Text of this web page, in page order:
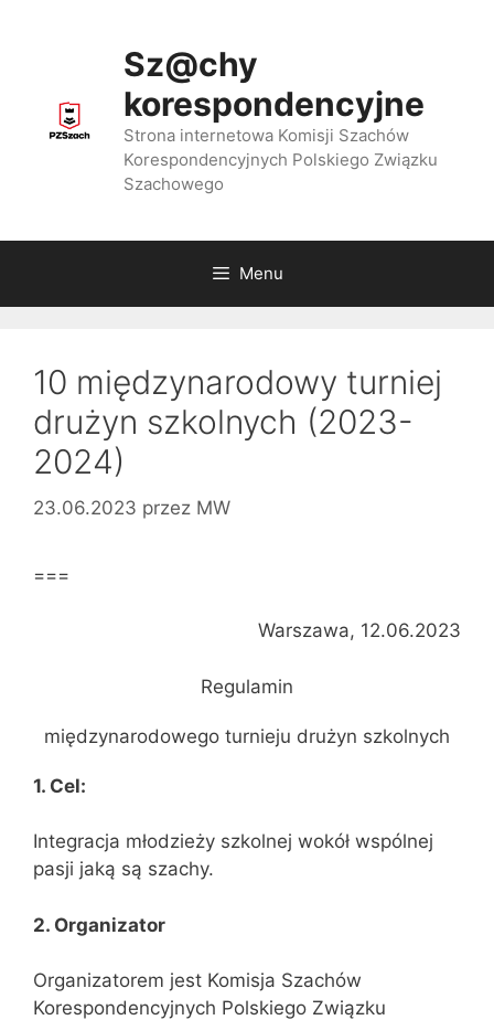
Sz@chy
korespondencyjne
Strona internetowa Komisji Szachów
Korespondencyjnych Polskiego Związku
Szachowego
Menu
10 międzynarodowy turniej
drużyn szkolnych (2023-
2024)
23.06.2023 przez MW
===
Warszawa, 12.06.2023
Regulamin
międzynarodowego turnieju drużyn szkolnych
1. Cel:
Integracja młodzieży szkolnej wokół wspólnej
pasji jaką są szachy.
2. Organizator
Organizatorem jest Komisja Szachów
Korespondencyjnych Polskiego Związku